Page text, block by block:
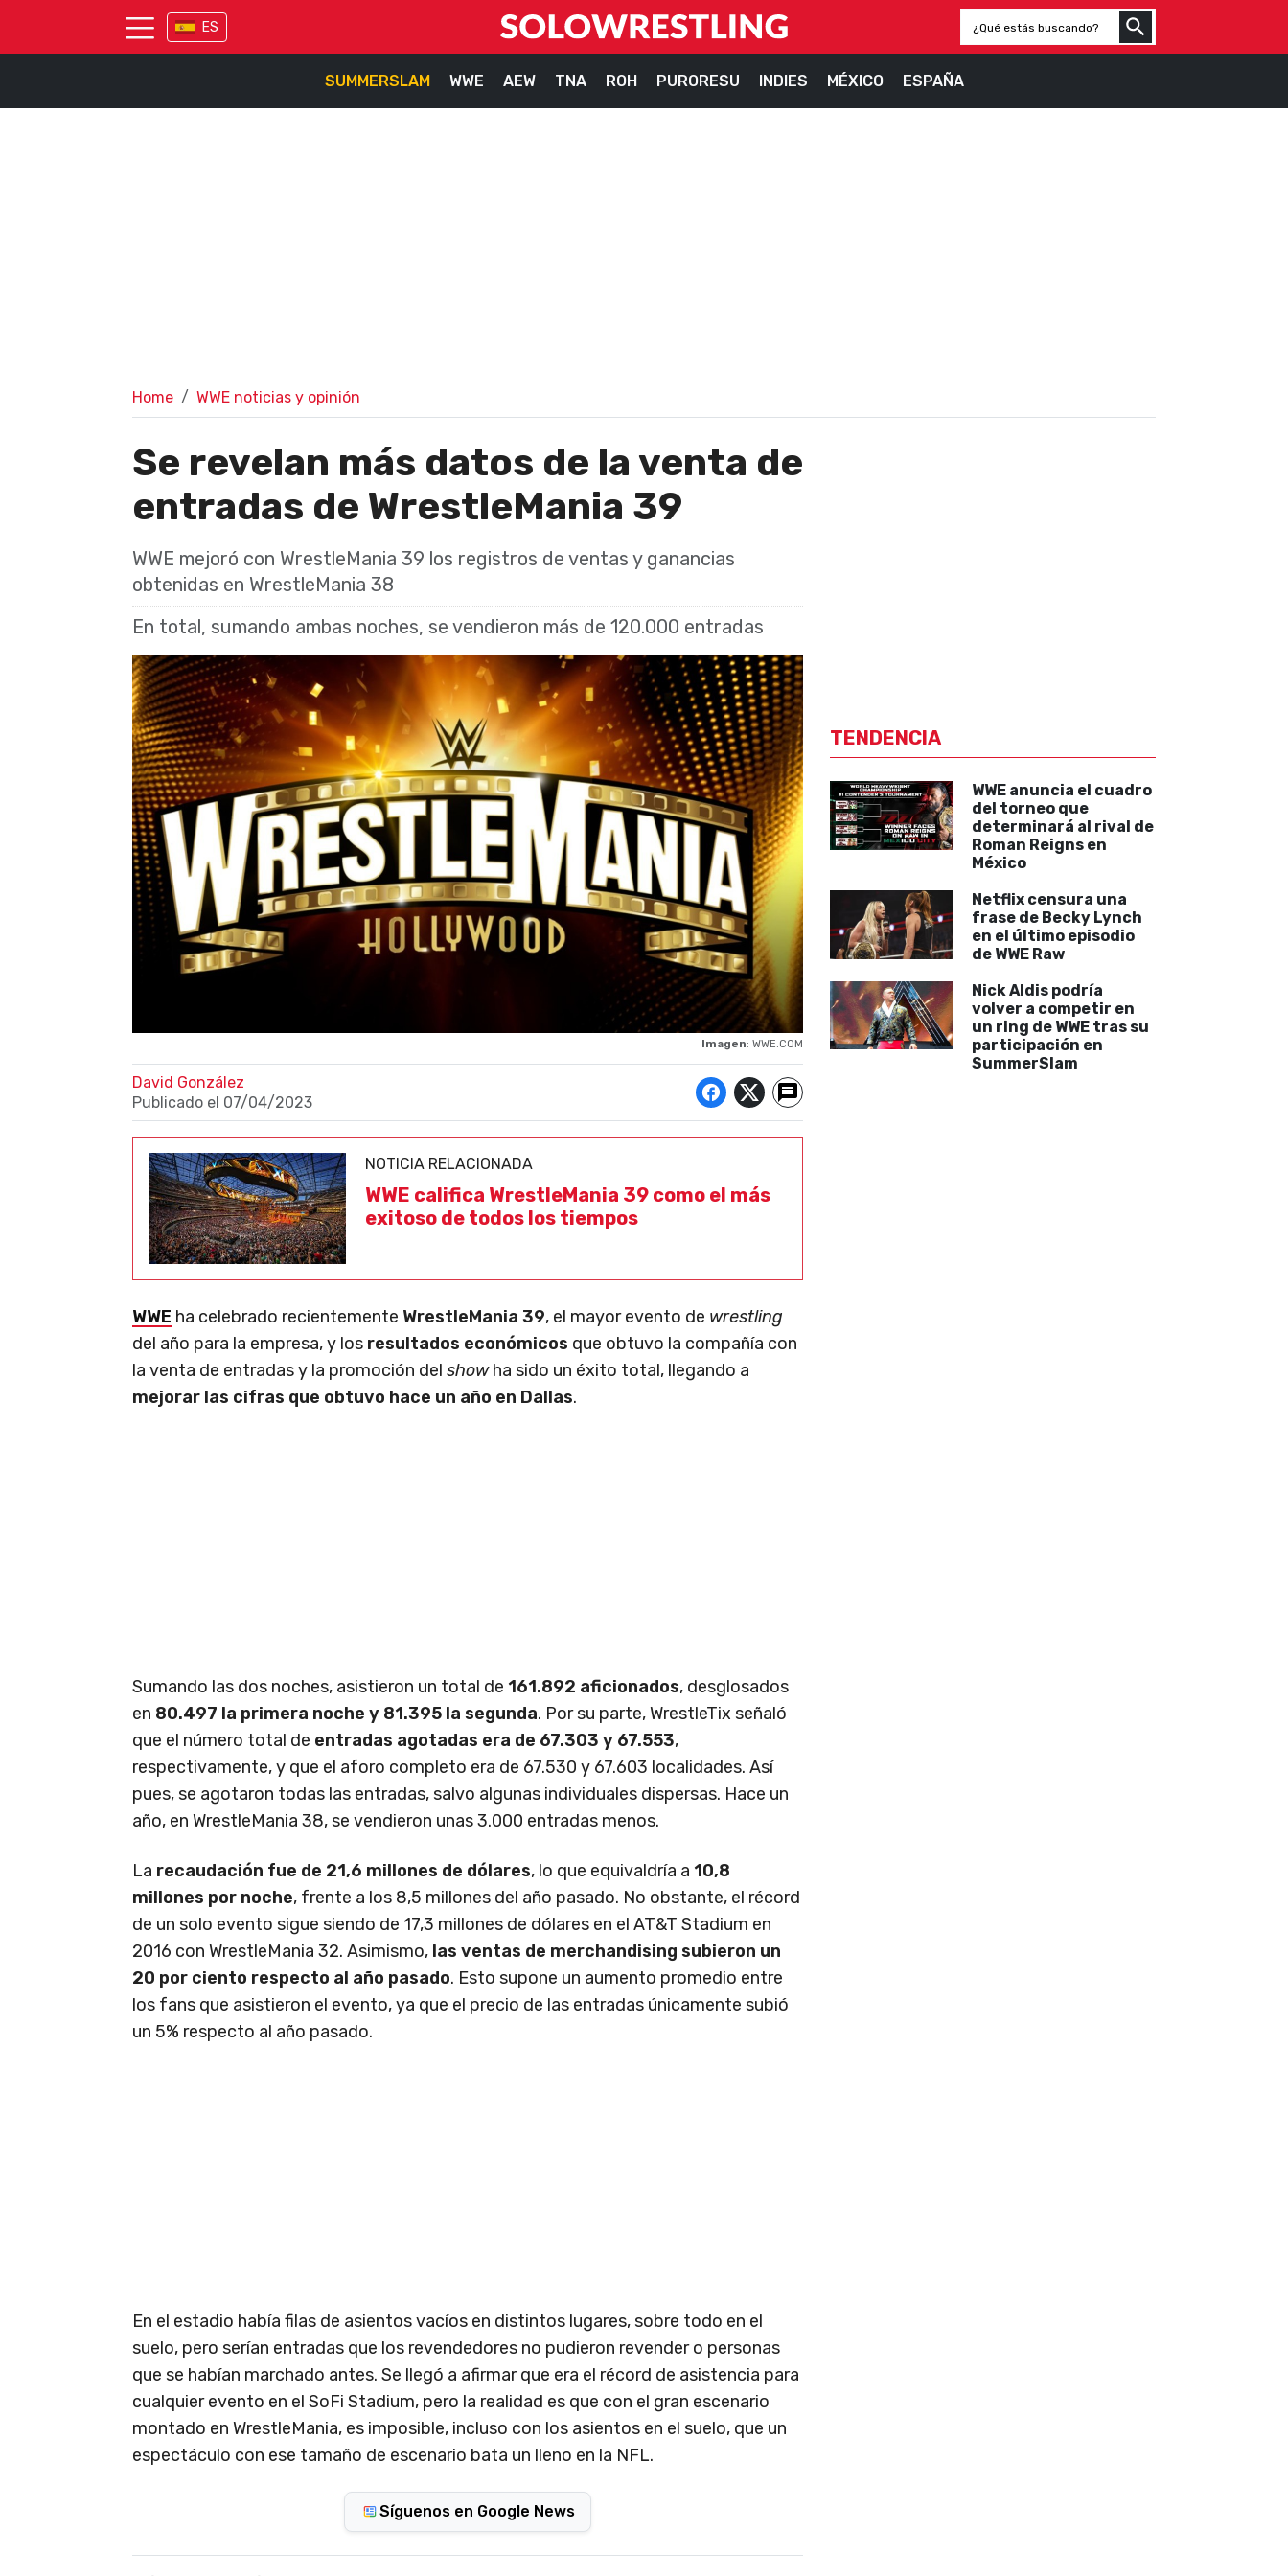
ES
SUMMERSLAM WWE AEW TNA ROH PURORESU INDIES MÉXICO ESPAÑA
Home WWE noticias y opinión
Se revelan más datos de la venta de
entradas de WrestleMania 39
WWE mejoró con WrestleMania 39 los registros de ventas y ganancias
obtenidas en WrestleMania 38
En total, sumando ambas noches, se vendieron más de 120.000 entradas
Imagen: WWE.COM
David González
Publicado el 07/04/2023
NOTICIA RELACIONADA
WWE califica WrestleMania 39 como el más
exitoso de todos los tiempos
WWE ha celebrado recientemente WrestleMania 39, el mayor evento de wrestling
del año para la empresa, y los resultados económicos que obtuvo la compañía con
la venta de entradas y la promoción del showha sido un éxito total, llegando a
mejorar las cifras que obtuvo hace un año en Dallas.
Sumando las dos noches, asistieron un total de 161.892 aficionados, desglosados
en 80.497 la primera noche y 81.395 la segunda. Por su parte, WrestleTix señaló
que el número total de entradas agotadas era de 67.303 y 67.553,
respectivamente, y que el aforo completo era de 67.530 y 67.603 localidades. Así
pues, se agotaron todas las entradas, salvo algunas individuales dispersas. Hace un
año, en WrestleMania 38, se vendieron unas 3.000 entradas menos.
La recaudación fue de 21,6 millones de dólares, lo que equivaldría a 10,8
millones por noche, frente a los 8,5 millones del año pasado. No obstante, el récord
de un solo evento sigue siendo de 17,3 millones de dólares en el AT&T Stadium en
2016 con WrestleMania 32. Asimismo, las ventas de merchandising subieron un
20 por ciento respecto al año pasado. Esto supone un aumento promedio entre
los fans que asistieron el evento, ya que el precio de las entradas únicamente subió
un 5% respecto al año pasado.
En el estadio había filas de asientos vacíos en distintos lugares, sobre todo en el
suelo, pero serían entradas que los revendedores no pudieron revender o personas
que se habían marchado antes. Se llegó a afirmar que era el récord de asistencia para
cualquier evento en el SoFi Stadium, pero la realidad es que con el gran escenario
montado en WrestleMania, es imposible, incluso con los asientos en el suelo, que un
espectáculo con ese tamaño de escenario bata un lleno en la NFL.
Síguenos en Google News
TENDENCIA
WWE anuncia el cuadro
del torneo que
determinará al rival de
Roman Reigns en
México
Netflix censura una
frase de Becky Lynch
en el último episodio
de WWE Raw
Nick Aldis podría
volver a competir en
un ring de WWE tras su
participación en
SummerSlam